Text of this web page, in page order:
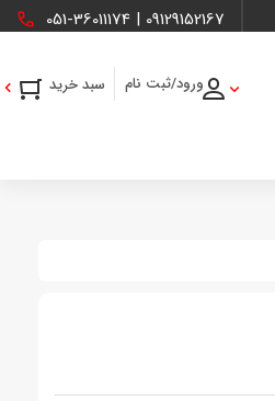
09129152167
|
051-36011174
ورود/ثبت نام